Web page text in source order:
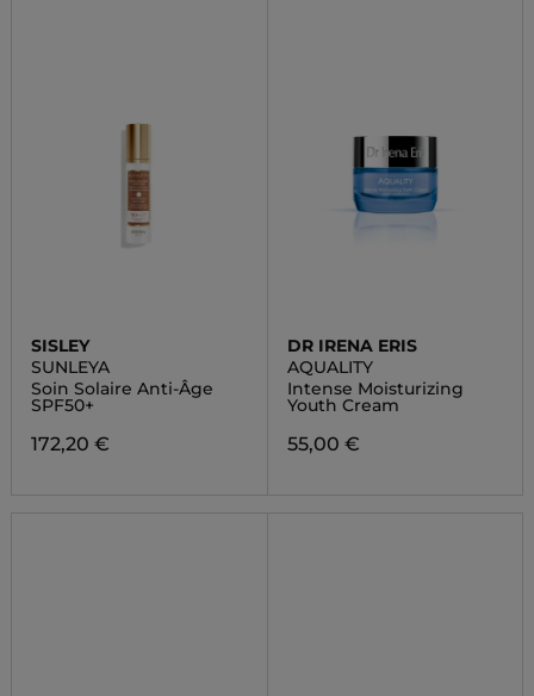
SISLEY
SUNLEYA
Soin Solaire Anti-Âge
SPF50+
172,20 €
DR IRENA ERIS
AQUALITY
Intense Moisturizing
Youth Cream
55,00 €